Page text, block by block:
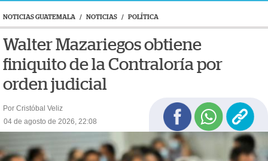
NOTICIAS GUATEMALA / NOTICIAS / POLÍTICA
Walter Mazariegos obtiene
finiquito de la Contraloría por
orden judicial
Por Cristóbal Veliz
04 de agosto de 2026, 22:08